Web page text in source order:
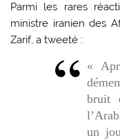
Parmi les rares
ministre iranien des
Zarif, a tweeté :
«
bruit
un